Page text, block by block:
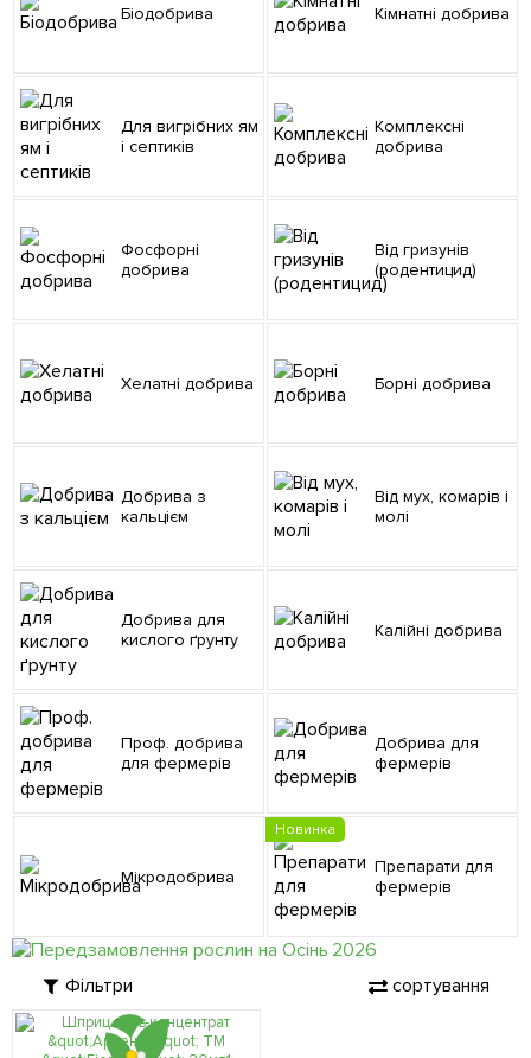
Біодобрива Кімнатні добрива
Для вигрібних ям
і септиків
Комплексні
добрива
Фосфорні
добрива
Від гризунів
(родентицид)
Хелатні добрива Борні добрива
Добрива з
кальцієм
Від мух, комарів і
молі
Добрива для
кислого ґрунту
Калійні добрива
Проф. добрива
для фермерів
Добрива для
фермерів
Мікродобрива
Новинка
Препарати для
фермерів
Фільтри сортування